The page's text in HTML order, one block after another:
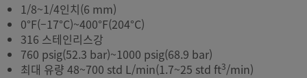
1/8~1/4인치(6 mm)
0°F(–17°C)~400°F(204°C)
316 스테인리스강
760 psig(52.3 bar)~1000 psig(68.9 bar)
최대 유량 48~700 std L/min(1.7~25 std ft3/min)